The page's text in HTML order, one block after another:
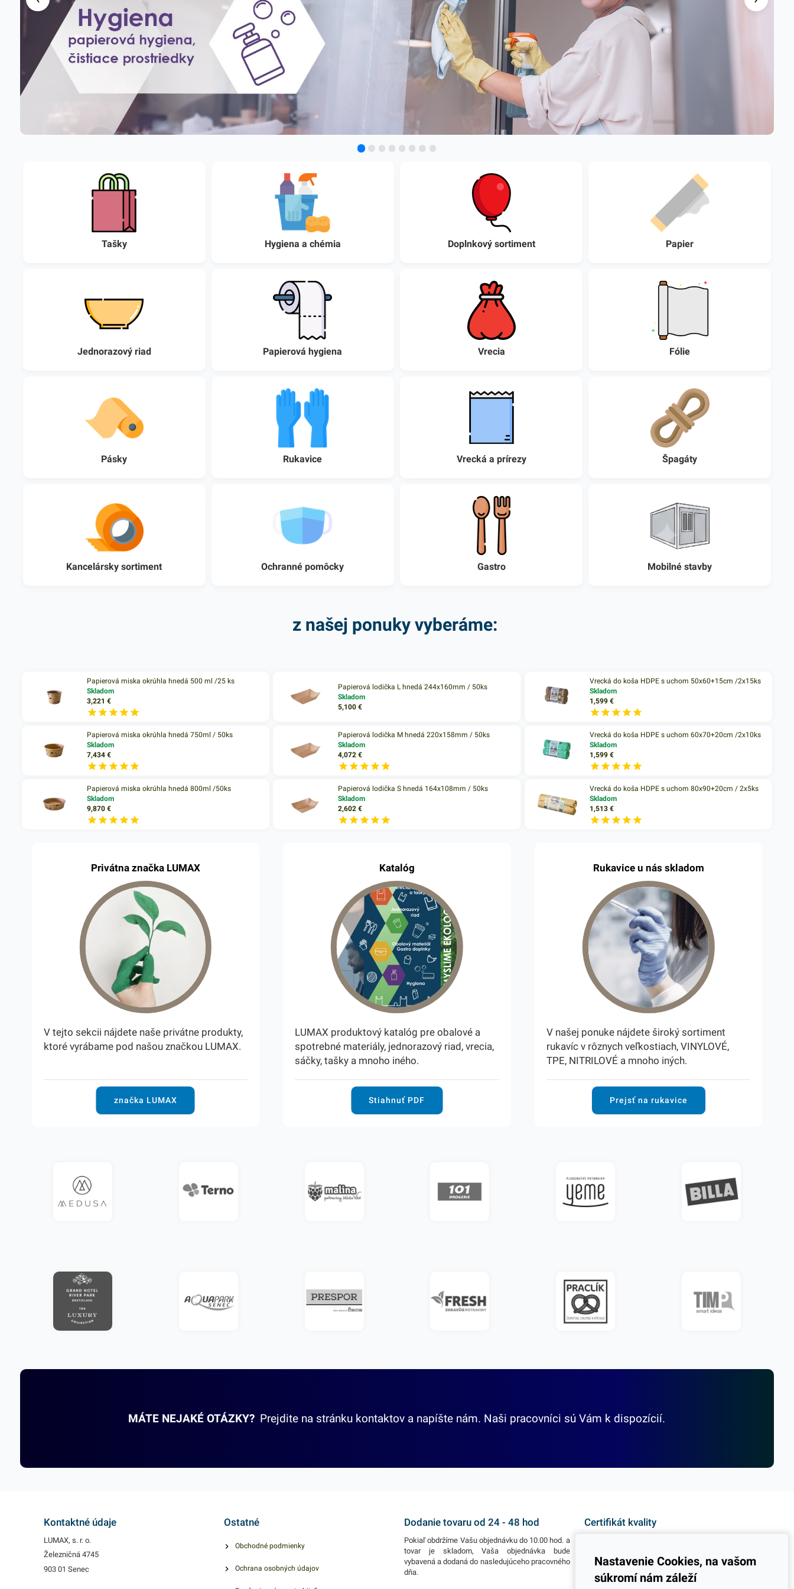
Tašky Hygiena a chémia Doplnkový sortiment Papier
Jednorazový riad Papierová hygiena Vrecia Fólie
Pásky Rukavice Vrecká a prírezy Špagáty
Kancelársky sortiment Ochranné pomôcky Gastro Mobilné stavby
z našej ponuky vyberáme:
Papierová miska okrúhla hnedá 500 ml /25 ks
Skladom
3,221 €
Papierová miska okrúhla hnedá 750ml / 50ks
Skladom
7,434 €
Papierová miska okrúhla hnedá 800ml /50ks
Skladom
9,870 €
Papierová lodička L hnedá 244x160mm / 50ks
Skladom
5,100€
Papierová lodička M hnedá 220x158mm / 50ks
Skladom
4,072€
Papierová lodička S hnedá 164x108mm / 50ks
Skladom
2,602€
Vrecká do koša HDPE s uchom 50x60+15cm /2x15ks
Skladom
1,599 €
Vrecká do koša HDPE s uchom 60x70+20cm /2x10ks
Skladom
1,599 €
Vrecká do koša HDPE s uchom 80x90+20cm / 2x5ks
Skladom
1,513 €
Privátna značka LUMAX
V tejto sekcii nájdete naše privátne produkty,
ktoré vyrábame pod našou značkou LUMAX.
značka LUMAX
Katalóg
LUMAX produktový katalóg pre obalové a
spotrebné materiály, jednorazový riad, vrecia,
sáčky, tašky a mnoho iného.
Stiahnuť PDF
Rukavice u nás skladom
V našej ponuke nájdete široký sortiment
rukavíc v rôznych veľkostiach, VINYLOVÉ,
TPE, NITRILOVÉ a mnoho iných.
Prejsť na rukavice
MÁTE NEJAKÉ OTÁZKY? Prejdite na stránku kontaktov a napíšte nám. Naši pracovníci sú Vám k dispozícií.
Kontaktné údaje
LUMAX, s. r. o.
Železničná 4745
903 01 Senec
Ostatné
Obchodné podmienky
Ochrana osobných údajov
Dodanie tovaru od 24 - 48 hod
Pokiaľ obdržíme Vašu objednávku do 10.00 hod. a
tovar je skladom, Vaša objednávka bude
vybavená a dodaná do nasledujúceho pracovného
dňa.
Certifikát kvality
jeden z dôležitých ukazovateľov zodpovedného
podnikania.
Nastavenie Cookies, na vašom
súkromí nám záleží